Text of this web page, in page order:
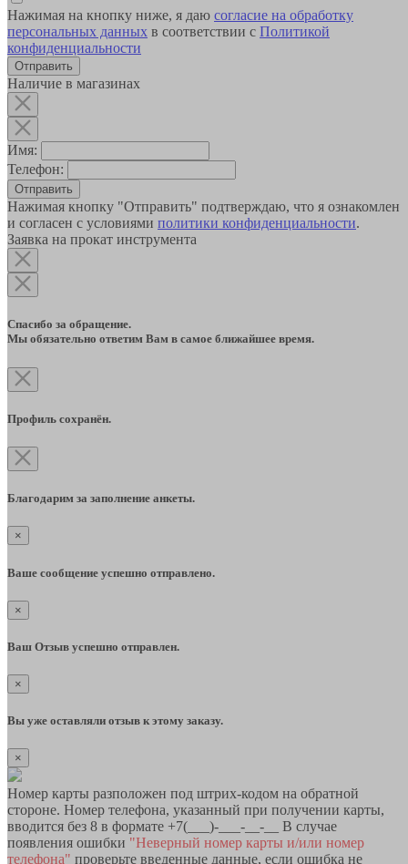
Нажимая на кнопку ниже, я даю согласие на обработку
персональных данных в соответствии с Политикой
конфиденциальности
Наличие в магазинах
Имя:
Телефон:
Отправить
Нажимая кнопку "Отправить" подтверждаю, что я ознакомлен
и согласен с условиями политики конфиденциальности.
Заявка на прокат инструмента
Спасибо за обращение.
Мы обязательно ответим Вам в самое ближайшее время.
Профиль сохранён.
Благодарим за заполнение анкеты.
×
Ваше сообщение успешно отправлено.
×
Ваш Отзыв успешно отправлен.
×
Вы уже оставляли отзыв к этому заказу.
×
Номер карты разположен под штрих-кодом на обратной
стороне. Номер телефона, указанный при получении карты,
вводится без 8 в формате +7(___)-___-__-__ В случае
появления ошибки "Неверный номер карты и/или номер
телефона" проверьте введенные данные, если ошибка не